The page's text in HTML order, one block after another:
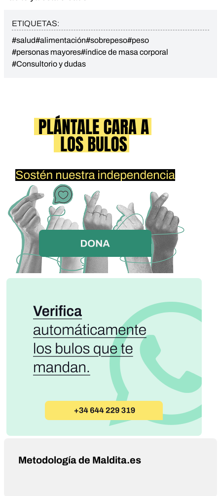
ETIQUETAS:
#salud#alimentación#sobrepeso#peso
#personas mayores#índice de masa corporal
#Consultorio y dudas
Metodología de Maldita.es